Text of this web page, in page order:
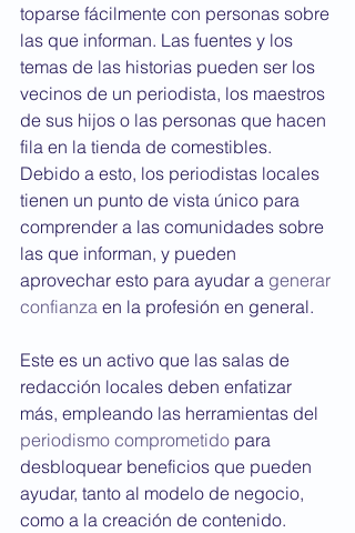
toparse fácilmente con personas sobre
las que informan. Las fuentes y los
temas de las historias pueden ser los
vecinos de un periodista, los maestros
de sus hijos o las personas que hacen
fila en la tienda de comestibles.
Debido a esto, los periodistas locales
tienen un punto de vista único para
comprender a las comunidades sobre
las que informan, y pueden
aprovechar esto para ayudar a generar
confianza en la profesión en general.
Este es un activo que las salas de
redacción locales deben enfatizar
más, empleando las herramientas del
periodismo comprometido para
desbloquear beneficios que pueden
ayudar, tanto al modelo de negocio,
como a la creación de contenido.